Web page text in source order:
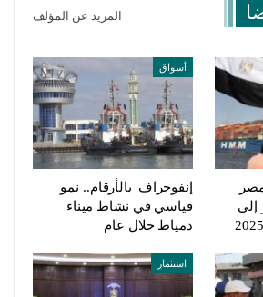
المزيد عن المؤلف
إلى
أسواق
إنفوجراف| بالأرقام.. نمو
قياسي في نشاط ميناء
دمياط خلال عام
استثمار